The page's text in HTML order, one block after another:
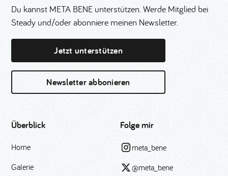
Du kannst META BENE unterstützen. Werde Mitglied bei
Steady und/oder abonniere meinen Newsletter.
Jetzt unterstützen
Newsletter abbonieren
Überblick
Home
Galerie
Folge mir
meta_bene
@meta_bene